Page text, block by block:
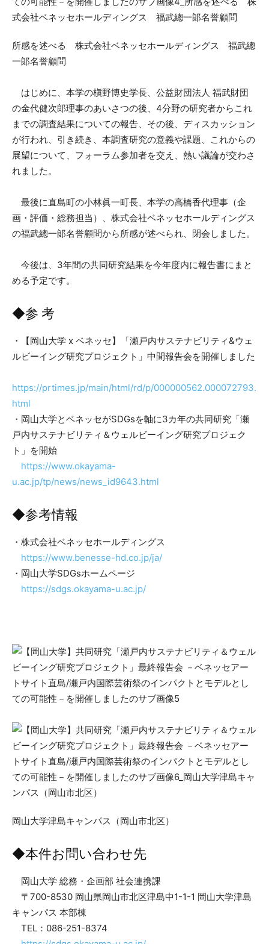
所感を述べる 株式会社ベネッセホールディングス 福武總
一郞名誉顧問
はじめに、本学の槇野博史学長、公益財団法人 福武財団
の金代健次郎理事のあいさつの後、4分野の研究者からこれ
までの調査結果についての報告、その後、ディスカッション
が行われ、引き続き、本調査研究の意義や課題、これからの
展望について、フォーラム参加者を交え、熱い議論が交わさ
れました。
最後に直島町の小林眞一町長、本学の高橋香代理事（企
画・評価・総務担当）、株式会社ベネッセホールディングス
の福武總一郞名誉顧問から所感が述べられ、閉会しました。
今後は、3年間の共同研究結果を今年度内に報告書にまと
める予定です。
◆参 考
・【岡山大学 x ベネッセ】「瀬戸内サステナビリティ&ウェ
ルビーイング研究プロジェクト」中間報告会を開催しました
https://prtimes.jp/main/html/rd/p/000000562.000072793.
html
・岡山大学とベネッセがSDGsを軸に3カ年の共同研究「瀬
戸内サステナビリティ＆ウェルビーイング研究プロジェク
ト」を開始
https://www.okayama-
u.ac.jp/tp/news/news_id9643.html
◆参考情報
・株式会社ベネッセホールディングス
https://www.benesse-hd.co.jp/ja/
・岡山大学SDGsホームページ
https://sdgs.okayama-u.ac.jp/
岡山大学津島キャンパス（岡山市北区）
◆本件お問い合わせ先
岡山大学 総務・企画部 社会連携課
〒700-8530 岡山県岡山市北区津島中1-1-1 岡山大学津島
キャンパス 本部棟
TEL：086-251-8374